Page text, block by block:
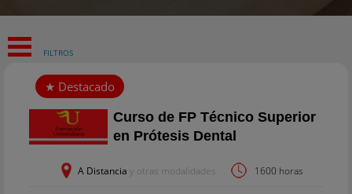
FILTROS
Curso de FP Técnico Superior
en Prótesis Dental
A Distancia y otras modalidades 1600 horas